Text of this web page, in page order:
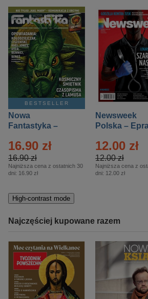
BESTSELLER
Nowa
Fantastyka –
16.90 zł
16.90 zł
Najniższa cena z ostatnich 30
dni: 16.90 zł
Newsweek
Polska –
12.00 zł
12.00 zł
Najniższa cena z
dni: 12.00 zł
High-contrast mode
Najczęściej kupowane razem